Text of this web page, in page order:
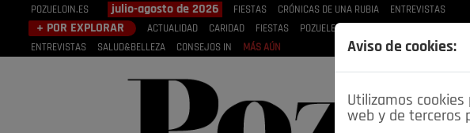
POZUELOIN.ES julio-agosto de 2026 FIESTAS CRÓNICAS DE UNA RUBIA ENTREVISTAS
+ POR EXPLORAR ACTUALIDAD CARIDAD FIESTAS POZUELEROS
ENTREVISTAS
SALUD&BELLEZA CONSEJOS IN MÁS AÚN Aviso de cookies:
Utilizamos
web y de terceros